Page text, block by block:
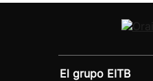
El grupo EITB